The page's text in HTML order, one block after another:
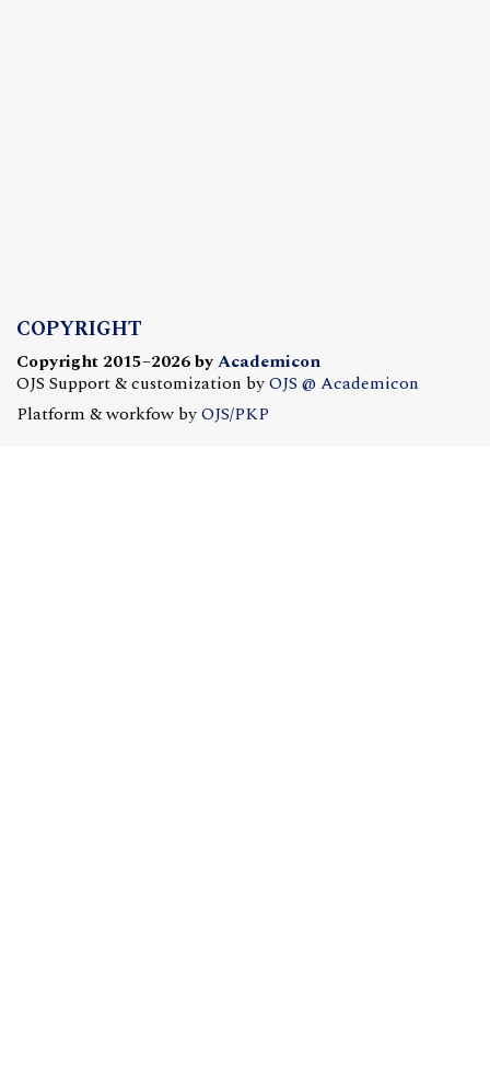
COPYRIGHT
Copyright 2015–2026 byAcademicon
OJS Support & customization byOJS @ Academicon
Platform & workfow byOJS/PKP